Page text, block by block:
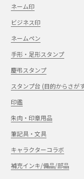
ネーム印
ビジネス印
ネームペン
手形・足形スタンプ
慶弔スタンプ
スタンプ台 (目的からさが
印鑑
朱肉・印章用品
筆記具・文具
キャラクターコラボ
補充インキ/備品/部品